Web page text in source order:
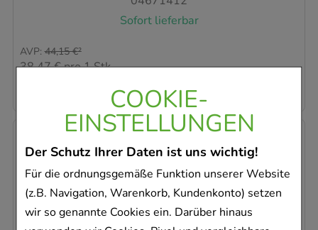
COOKIE-
EINSTELLUNGEN
Der Schutz Ihrer Daten ist uns wichtig!
Für die ordnungsgemäße Funktion unserer Website
(z.B. Navigation, Warenkorb, Kundenkonto) setzen
wir so genannte Cookies ein. Darüber hinaus
Sofort lieferbar
AVP: 44,15 €²
38,47 €pro 1 Stk
PARI Verleihzubehör-Set 4 Plus S
Pari GmbH Pharma -und Apothekenservice